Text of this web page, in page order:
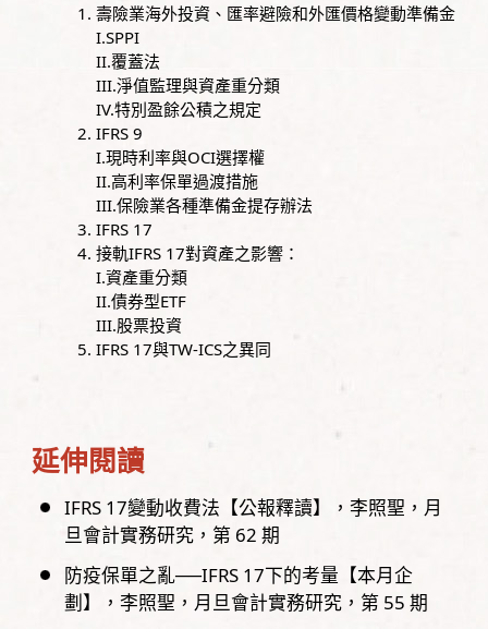
壽險業海外投資、匯率避險和外匯價格變動準備金
I.SPPI
II.覆蓋法
III.淨值監理與資產重分類
IV.特別盈餘公積之規定
IFRS 9
I.現時利率與OCI選擇權
II.高利率保單過渡措施
III.保險業各種準備金提存辦法
IFRS 17
接軌IFRS 17對資產之影響：
I.資產重分類
II.債券型ETF
III.股票投資
IFRS 17與TW-ICS之異同
延伸閱讀
IFRS 17變動收費法【公報釋讀】 李照聖
月
旦會計實務研究， 第 62 期
防疫保單之亂──IFRS 17下的考量【本月企
劃】
李照聖 月旦會計實務研究， 第 55 期